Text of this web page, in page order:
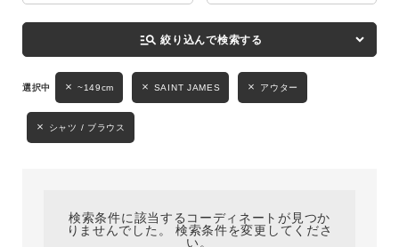
キーワード
性別
MENS LADIES KIDS
manage_search 絞り込んで検索する
~149cm SAINT JAMES アウター
シャツ / ブラウス
検索条件に該当するコーディネートが見つか
りませんでした。 検索条件を変更してくださ
い。